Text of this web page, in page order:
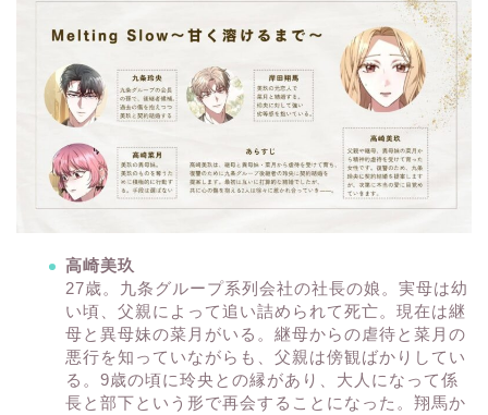
高崎美玖
27歳。九条グループ系列会社の社長の娘。実母は幼
い頃、父親によって追い詰められて死亡。現在は継
母と異母妹の菜月がいる。継母からの虐待と菜月の
悪行を知っていながらも、父親は傍観ばかりしてい
る。9歳の頃に玲央との縁があり、大人になって係
長と部下という形で再会することになった。翔馬か